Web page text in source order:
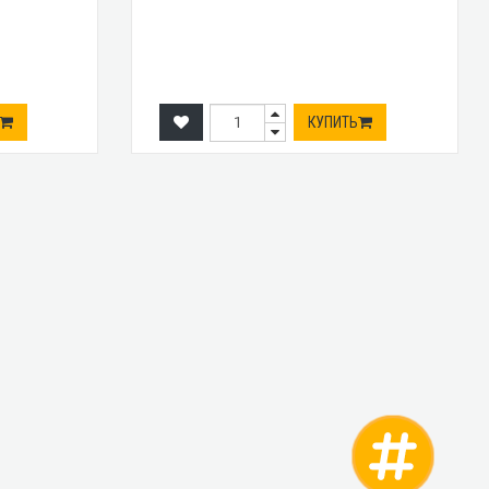
КУПИТЬ